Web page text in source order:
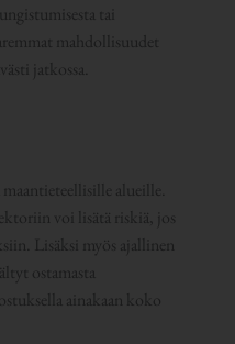
tai
mahdollisuudet
jatkossa.
alueille.
voi lisätä riskiä, jos
Lisäksi myös ajallinen
ostamasta
ainakaan koko